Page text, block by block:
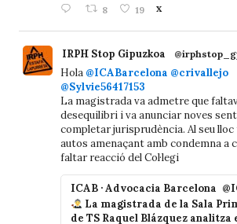
8 19 X
IRPH Stop Gipuzkoa
Hola @ICABarcelona @crivallejo
@Sylvie56417153
La magistrada va admetre que
desequilibri i va anunciar noves
completar jurisprudència. Al seu
autos amenaçant amb condemna a
faltar reacció del Col·legi
ICAB · Advocacia Barcelona
La magistrada de la Sala
de TS Raquel Blázquez